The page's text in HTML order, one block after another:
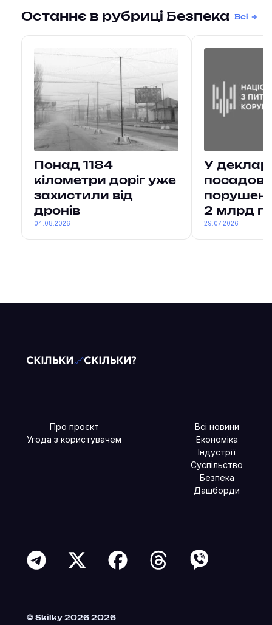
Останнє в рубриці Безпека Всі
Понад 1184
кілометри доріг уже
захистили від
дронів
04.08.2026
У
2 млрд
29.07.2026
Про проєкт
Угода з користувачем
Всі новини
Економіка
Індустрії
Суспільство
Безпека
Дашборди
Читайте більше в наших соцмережах
© Skilky 2026 2026